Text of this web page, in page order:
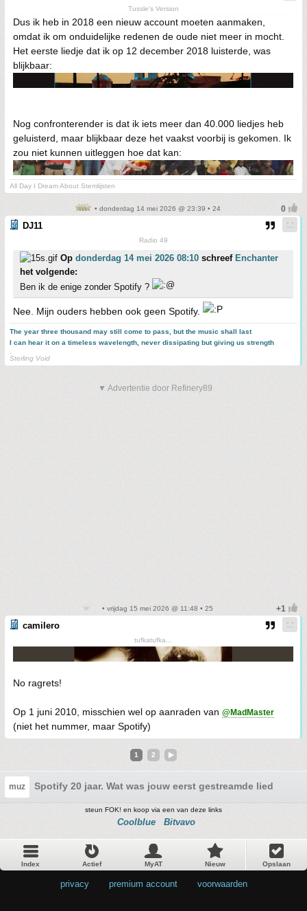
Tussle's Version
Dus ik heb in 2018 een nieuw account moeten aanmaken,
omdat ik om onduidelijke redenen de oude niet meer in mocht.
Het eerste liedje dat ik op 12 december 2018 luisterde, was
blijkbaar:
Nog confronterender is dat ik iets meer dan 40.000 liedjes heb
geluisterd, maar blijkbaar deze het vaakst voorbij is gekomen. Ik
zou niet kunnen uitleggen hoe dat kan:
All Day I Dream About Stemlijsten
• donderdag 14 mei 2026 @ 23:39 • 24
DJ11
Radio 49
Op donderdag 14 mei 2026 08:10 schreef Enchanter
het volgende:
Ben ik de enige zonder Spotify ?
Nee. Mijn ouders hebben ook geen Spotify.
The year three thousand may still come to pass, but the music shall last
I can hear it on a timeless wavelength, never dissipating but giving us strength
Sterling Void
▼ Advertentie door Refinery89
• vrijdag 15 mei 2026 @ 11:48 • 25
camilero
tufkatufka...
No ragrets!
Op 1 juni 2010, misschien wel op aanraden van @MadMaster
(niet het nummer, maar Spotify)
1 2
muz Spotify 20 jaar. Wat was jouw eerst gestreamde lied en
steun FOK! en koop via een van deze links
Coolblue Bitvavo
Index Actief MyAT Nieuw Opslaan
privacy premium account voorwaarden